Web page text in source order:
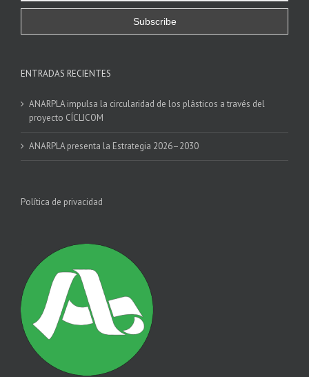
ENTRADAS RECIENTES
ANARPLA impulsa la circularidad de los plásticos a través del
proyecto CÍCLICOM
ANARPLA presenta la Estrategia 2026–2030
Política de privacidad